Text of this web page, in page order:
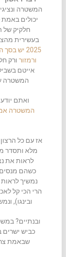
המשטרה
יכולים
חלקיק של
בעשירית
2025 יש
ורמזור ורק
אייטם
המשטרה
ואתם
המשטרה
אז עם כל
מלא ותסדר
לראות את
כשהם
נמשיך
הרי הכי קל
ובינגו),
ובנתיים?
כביש ישרים
שבאמת